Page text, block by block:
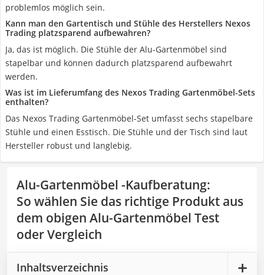
problemlos möglich sein.
Kann man den Gartentisch und Stühle des Herstellers Nexos
Trading platzsparend aufbewahren?
Ja, das ist möglich. Die Stühle der Alu-Gartenmöbel sind
stapelbar und können dadurch platzsparend aufbewahrt
werden.
Was ist im Lieferumfang des Nexos Trading Gartenmöbel-Sets
enthalten?
Das Nexos Trading Gartenmöbel-Set umfasst sechs stapelbare
Stühle und einen Esstisch. Die Stühle und der Tisch sind laut
Hersteller robust und langlebig.
Alu-Gartenmöbel -Kaufberatung:
So wählen Sie das richtige Produkt aus
dem obigen Alu-Gartenmöbel Test
oder Vergleich
Inhaltsverzeichnis